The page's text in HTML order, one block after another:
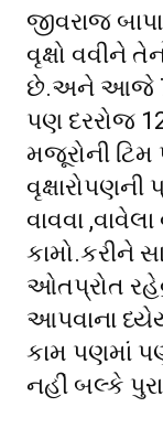
જીવરાજ
વૃક્ષો વવીને
છે.અને આજે 76
પણ દરરોજ
મજૂરોની ટિમ
વાવવા
કામો.કરીને
ઓતપ્રોત
આપવાના
કામ પણમાં
નહીં બલ્કે